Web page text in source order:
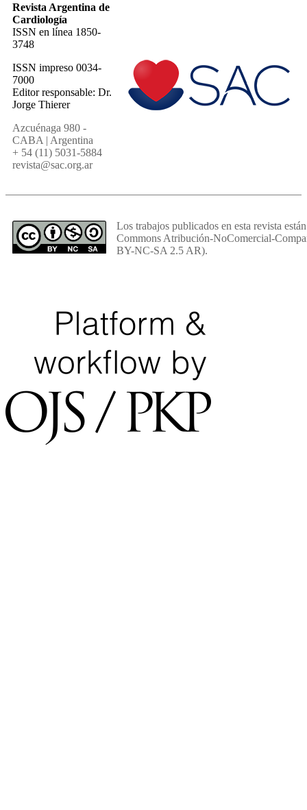
Revista Argentina de
Cardiología
ISSN en línea 1850-
3748
ISSN impreso 0034-
7000
Editor responsable: Dr.
Jorge Thierer
Azcuénaga 980 -
CABA | Argentina
+ 54 (11) 5031-5884
revista@sac.org.ar
Los trabajos publicados en esta revista
Commons Atribución-NoComercial-
BY-NC-SA 2.5 AR).